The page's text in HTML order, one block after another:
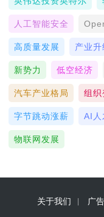
人工智能安全
高质量发展 产业升
新势力 低空经济
汽车产业格局 组织
字节跳动涨薪 AI人
物联网发展
关于我们 广